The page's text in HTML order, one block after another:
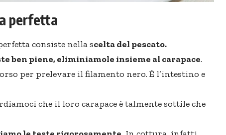
perfetta
consiste nella scelta del pescato.
ben piene, eliminiamole insieme al carapace.
per prelevare il filamento nero. È l’intestino e
che il loro carapace è talmente sottile che